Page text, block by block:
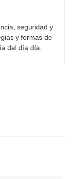
seguridad y
y formas de
del día día.